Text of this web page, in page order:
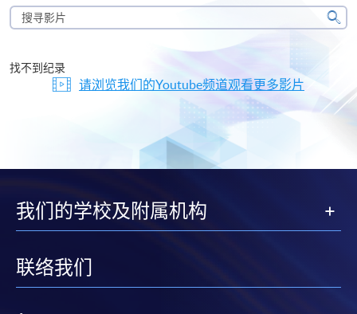
搜
寻
片
搜
找不到纪录
请浏览我们的Youtube频道观看更多影片
我们的学校及附属机构
联络我们